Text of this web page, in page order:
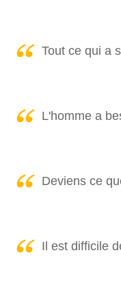
Tout ce qui a
L'homme a
Deviens ce
Il est difficile